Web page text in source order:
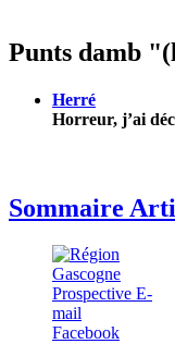
Punts damb
Herré
Horreur, j’ai
Sommaire